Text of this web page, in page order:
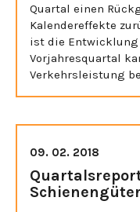
Quartal einen
Kalendereffekte
ist die Entwicklung
Vorjahresquartal
Verkehrsleistung
09. 02. 2018